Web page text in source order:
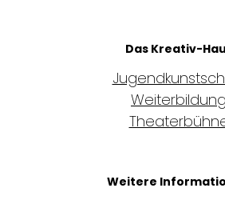
Das Kreativ-
Weiterbildung
Weitere